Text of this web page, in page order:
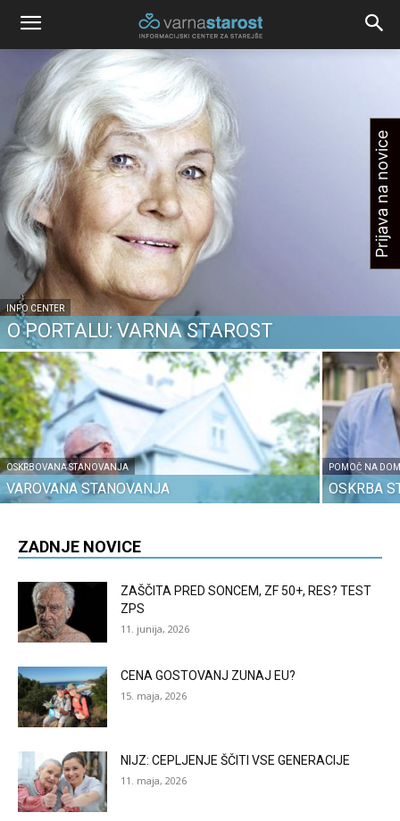
INFO CENTER
O PORTALU: VARNA STAROST
OSKRBOVANA STANOVANJA
VAROVANA STANOVANJA
POMOČ NA
OSKRBA
ZADNJE NOVICE
ZAŠČITA PRED SONCEM, ZF 50+, RES? TEST
ZPS
11. junija, 2026
CENA GOSTOVANJ ZUNAJ EU?
15. maja, 2026
NIJZ: CEPLJENJE ŠČITI VSE GENERACIJE
11. maja, 2026
Prijava na novice